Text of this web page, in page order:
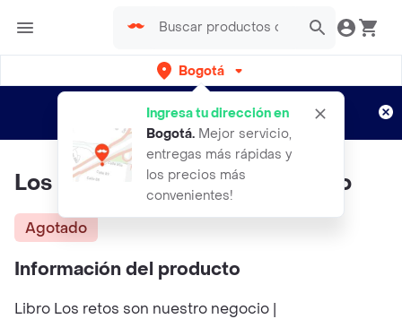
Bogotá
Ingresa tu dirección en
Bogotá. Mejor servicio,
entregas más rápidas y
los precios más
convenientes!
envíos gratis por semanas
Aplican TyC
Los Retos Son Nuestro Negocio
Agotado
Información del producto
Libro Los retos son nuestro negocio |